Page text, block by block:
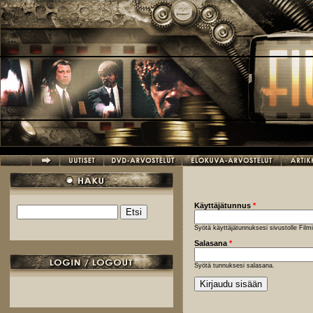
Hyppää pääsisältöön
Hakulomake
Käyttäjätunnus *
Syötä käyttäjätunnuksesi sivustolle
Salasana *
Syötä tunnuksesi salasana.